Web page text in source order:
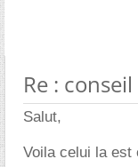
Re :
Salut,
Voila celui la est